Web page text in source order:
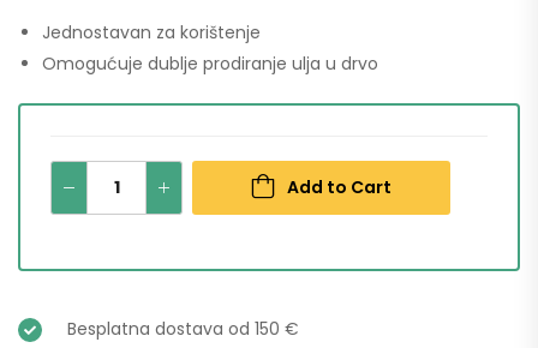
Jednostavan za korištenje
Omogućuje dublje prodiranje ulja u drvo
Add to Cart
Besplatna dostava od 150 €